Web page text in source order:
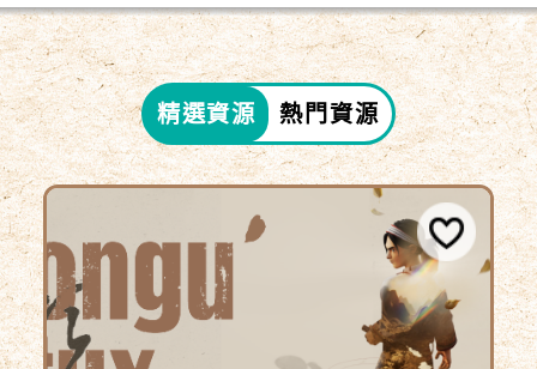
精選資源 熱門資源